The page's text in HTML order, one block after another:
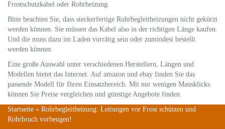
Frostschutzkabel oder Rohrheizung.
Bitte beachten Sie, dass steckerfertige Rohrbegleitheizungen nicht gekürzt
werden können. Sie müssen das Kabel also in der richtigen Länge kaufen.
Und die muss dazu im Laden vorrätig sein oder zumindest bestellt
werden können.
Eine große Auswahl unter verschiedenen Herstellern, Längen und
Modellen bietet das Internet. Auf amazon und ebay finden Sie das
passende Modell für Ihren Einsatzbereich. Mit nur wenigen Mausklicks
können Sie Preise vergleichen und günstige Angebote finden.
Startseite » Rohrbegleitheizung: Leitungen vor Frost schützen und
Rohrbruch vorbeugen!